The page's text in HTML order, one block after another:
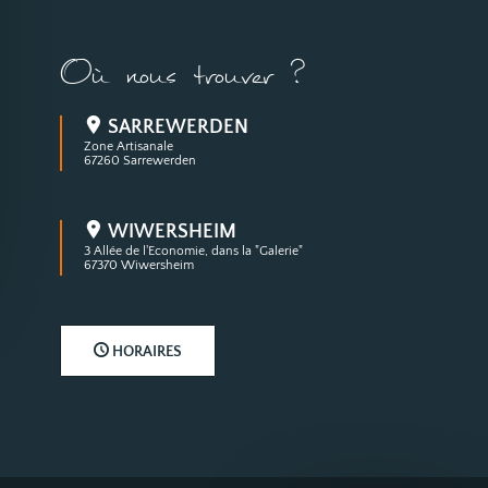
Où nous trouver ?
SARREWERDEN
Zone Artisanale
67260 Sarrewerden
WIWERSHEIM
3 Allée de l'Economie, dans la "Galerie"
67370 Wiwersheim
HORAIRES